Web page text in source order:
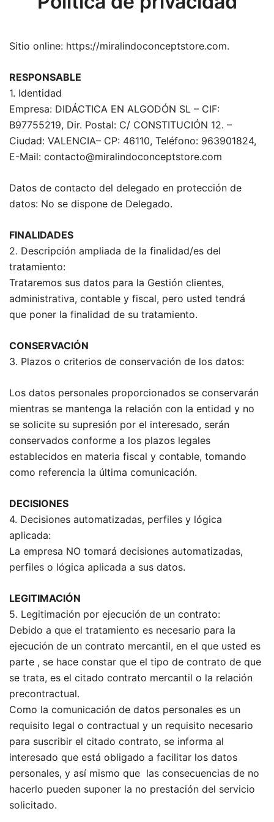
Sitio online: https://miralindoconceptstore.com.
RESPONSABLE
1. Identidad
Empresa: DIDÁCTICA EN ALGODÓN SL – CIF:
B97755219, Dir. Postal: C/ CONSTITUCIÓN 12. –
Ciudad: VALENCIA– CP: 46110, Teléfono: 963901824,
E-Mail: contacto@miralindoconceptstore.com
Datos de contacto del delegado en protección de
datos: No se dispone de Delegado.
FINALIDADES
2. Descripción ampliada de la finalidad/es del
tratamiento:
Trataremos sus datos para la Gestión clientes,
administrativa, contable y fiscal, pero usted tendrá
que poner la finalidad de su tratamiento.
CONSERVACIÓN
3. Plazos o criterios de conservación de los datos:
Los datos personales proporcionados se conservarán
mientras se mantenga la relación con la entidad y no
se solicite su supresión por el interesado, serán
conservados conforme a los plazos legales
establecidos en materia fiscal y contable, tomando
como referencia la última comunicación.
DECISIONES
4. Decisiones automatizadas, perfiles y lógica
aplicada:
La empresa NO tomará decisiones automatizadas,
perfiles o lógica aplicada a sus datos.
LEGITIMACIÓN
5. Legitimación por ejecución de un contrato:
Debido a que el tratamiento es necesario para la
ejecución de un contrato mercantil, en el que usted es
parte , se hace constar que el tipo de contrato de que
se trata, es el citado contrato mercantil o la relación
precontractual.
Como la comunicación de datos personales es un
requisito legal o contractual y un requisito necesario
para suscribir el citado contrato, se informa al
interesado que está obligado a facilitar los datos
personales, y así mismo que las consecuencias de no
hacerlo pueden suponer la no prestación del servicio
solicitado.